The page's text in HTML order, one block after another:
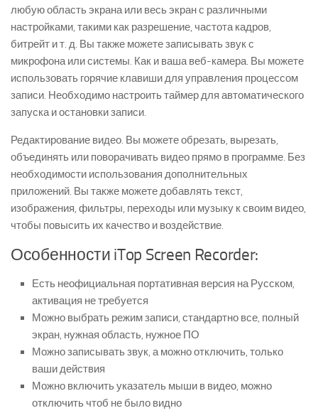
любую область экрана или весь экран с различными
настройками, такими как разрешение, частота кадров,
битрейт и т. д. Вы также можете записывать звук с
микрофона или системы. Как и ваша веб-камера. Вы можете
использовать горячие клавиши для управления процессом
записи. Необходимо настроить таймер для автоматического
запуска и остановки записи.
Редактирование видео. Вы можете обрезать, вырезать,
объединять или поворачивать видео прямо в программе. Без
необходимости использования дополнительных
приложений. Вы также можете добавлять текст,
изображения, фильтры, переходы или музыку к своим видео,
чтобы повысить их качество и воздействие.
Особенности iTop Screen Recorder:
Есть неофициальная портативная версия на Русском,
активация не требуется
Можно выбрать режим записи, стандартно все, полный
экран, нужная область, нужное ПО
Можно записывать звук, а можно отключить, только
ваши действия
Можно включить указатель мыши в видео, можно
отключить чтоб не было видно